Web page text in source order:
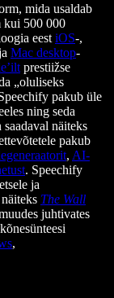
mida usaldab
kui 500 000
eest iOS-,
Mac desktop-
prestiižse
„oluliseks
pakub üle
ning seda
näiteks
pakub
, AI-
. Speechify
ja
The Wall
juhtivates
,